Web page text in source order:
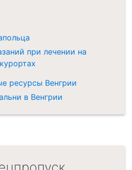
при лечении на
ресурсы Венгрии
в Венгрии